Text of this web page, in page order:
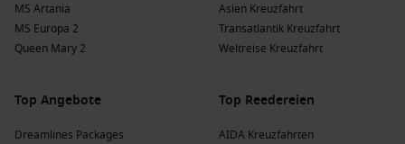
MS Artania
MS Europa 2
Queen Mary 2
Asien Kreuzfahrt
Transatlantik Kreuzfahrt
Weltreise Kreuzfahrt
Top Angebote
Dreamlines Packages
Top Reedereien
AIDA Kreuzfahrten